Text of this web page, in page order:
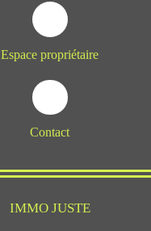
Espace propriétaire
Contact
IMMO JUSTE